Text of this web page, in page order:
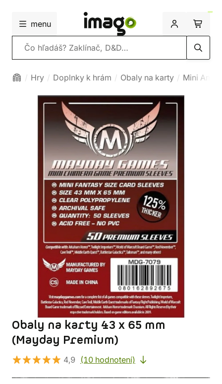
menu
Vyhľadávanie
Hry Doplnky k hrám Obaly na karty Mini
Obaly na karty 43 x 65 mm
(Mayday Premium)
4,9 (10 hodnotení)